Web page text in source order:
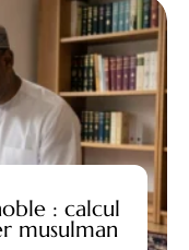
: calcul
musulman